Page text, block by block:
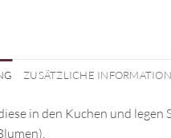
ZUSÄTZLICHE
in den Kuchen und